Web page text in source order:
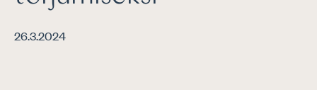
26.3.2024